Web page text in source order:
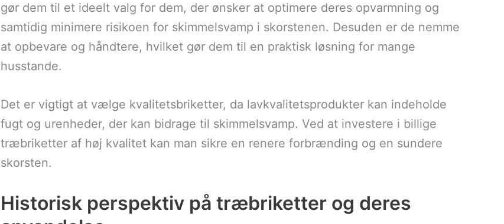
gør dem til et ideelt valg for dem, der ønsker at optimere deres opvarmning og
samtidig minimere risikoen for skimmelsvamp i skorstenen. Desuden er de nemme
at opbevare og håndtere, hvilket gør dem til en praktisk løsning for mange
husstande.
Det er vigtigt at vælge kvalitetsbriketter, da lavkvalitetsprodukter kan indeholde
fugt og urenheder, der kan bidrage til skimmelsvamp. Ved at investere i billige
træbriketter af høj kvalitet kan man sikre en renere forbrænding og en sundere
skorsten.
Historisk perspektiv på træbriketter og deres